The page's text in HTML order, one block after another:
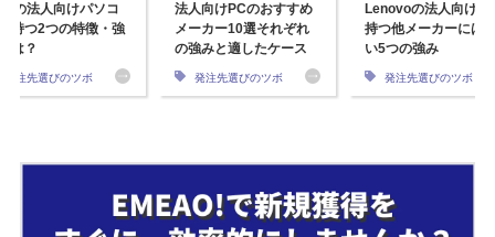
の法人向けパソコ
持つ2つの特徴・強
は？
発注先選びのツボ
法人向けPCのおすすめ
メーカー10選それぞれ
の強みと適したケース
発注先選びのツボ
Lenovoの法人向け
持つ他メーカーには
い5つの強み
発注先選びのツボ